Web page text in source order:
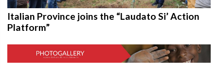
Italian Province joins the “Laudato Si’ Action
Platform”